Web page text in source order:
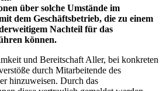
über solche Umstände im
dem Geschäftsbetrieb, die zu einem
Nachteil für das
können.
und Bereitschaft Aller, bei konkreten
durch Mitarbeitende des
hinzuweisen. Durch das